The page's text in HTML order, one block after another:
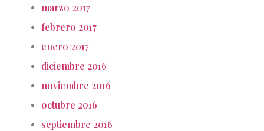
marzo 2017
febrero 2017
enero 2017
diciembre 2016
noviembre 2016
octubre 2016
septiembre 2016